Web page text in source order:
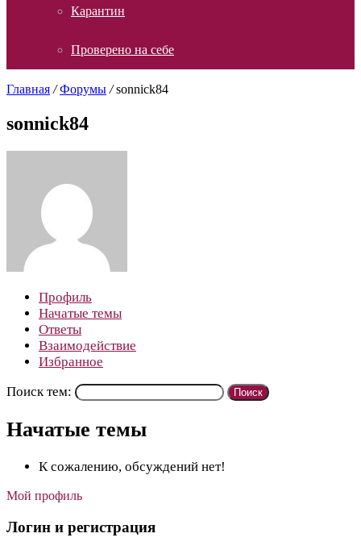
Карантин
Проверено на себе
Главная / Форумы / sonnick84
sonnick84
Профиль
Начатые темы
Ответы
Взаимодействие
Избранное
Поиск тем:
Начатые темы
К сожалению, обсуждений нет!
Мой профиль
Логин и регистрация